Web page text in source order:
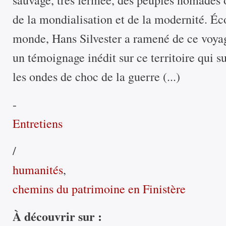
de la mondialisation et de la modernité.
monde, Hans Silvester a ramené de ce
un témoignage inédit sur ce territoire qui
les ondes de choc de la guerre (...)
-
Entretiens
/
humanités,
chemins du patrimoine en Finistère
À découvrir sur :